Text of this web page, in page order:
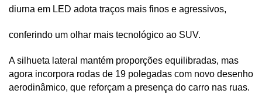
diurna em LED adota traços mais finos e agressivos,
conferindo um olhar mais tecnológico ao SUV.
A silhueta lateral mantém proporções equilibradas, mas
agora incorpora rodas de 19 polegadas com novo desenho
aerodinâmico, que reforçam a presença do carro nas ruas.